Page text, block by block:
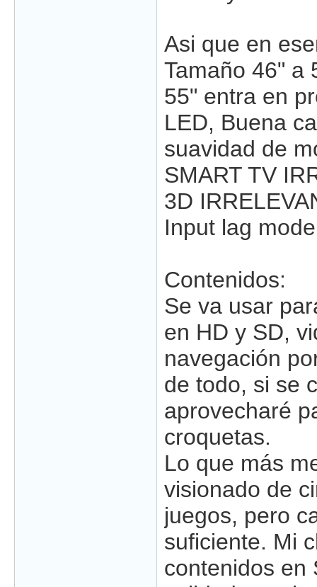
Asi que en
Tamaño 46" a
55" entra en
LED, Buena
suavidad de
SMART TV
3D
Input lag
Contenidos:
Se va usar
en HD y SD,
navegación
de todo, si se
aprovecharé
croquetas.
Lo que más
visionado de
juegos, pero
suficiente. Mi
contenidos en